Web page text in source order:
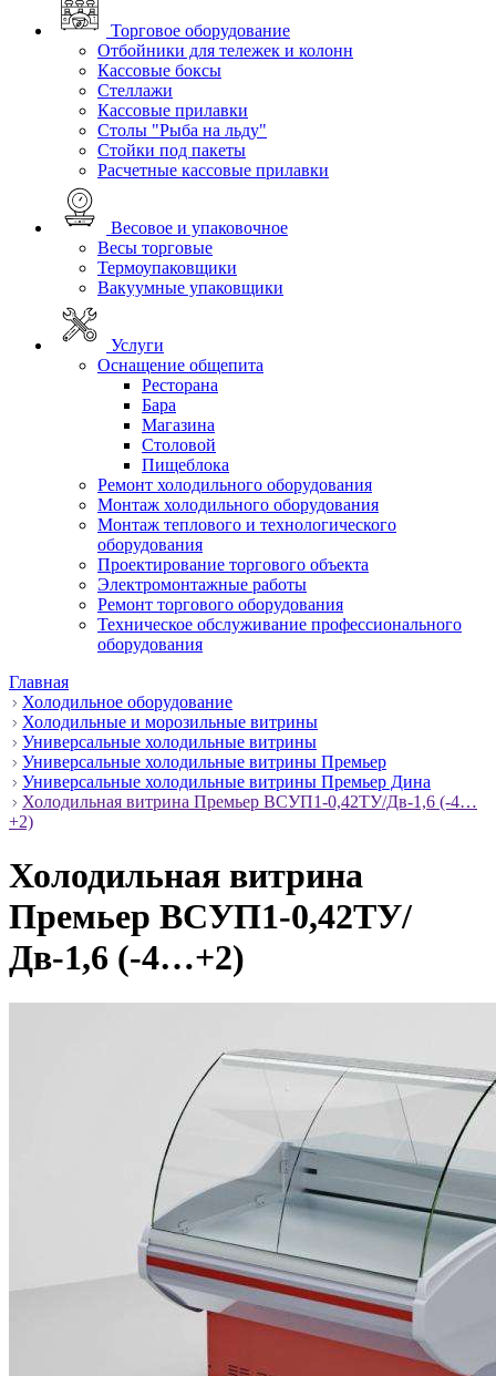
Торговое оборудование
Отбойники для тележек и колонн
Кассовые боксы
Стеллажи
Кассовые прилавки
Столы "Рыба на льду"
Стойки под пакеты
Расчетные кассовые прилавки
Весовое и упаковочное
Весы торговые
Термоупаковщики
Вакуумные упаковщики
Услуги
Оснащение общепита
Ресторана
Бара
Магазина
Столовой
Пищеблока
Ремонт холодильного оборудования
Монтаж холодильного оборудования
Монтаж теплового и технологического
оборудования
Проектирование торгового объекта
Электромонтажные работы
Ремонт торгового оборудования
Техническое обслуживание профессионального
оборудования
Главная
Холодильное оборудование
Холодильные и морозильные витрины
Универсальные холодильные витрины
Универсальные холодильные витрины Премьер
Универсальные холодильные витрины Премьер Дина
Холодильная витрина Премьер ВСУП1-0,42ТУ/Дв-1,6 (-4…
+2)
Холодильная витрина
Премьер ВСУП1-0,42ТУ/
Дв-1,6 (-4…+2)